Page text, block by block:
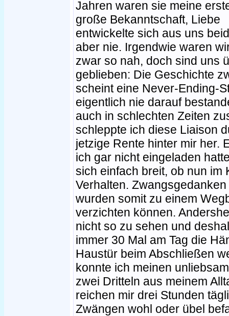
Jahren waren sie meine
große Bekanntschaft, Liebe
entwickelte sich aus uns
aber nie. Irgendwie waren
zwar so nah, doch sind uns
geblieben: Die Geschichte
scheint eine Never-Ending-
eigentlich nie darauf
auch in schlechten Zeiten
schleppte ich diese Liaison
jetzige Rente hinter mir her.
ich gar nicht eingeladen
sich einfach breit, ob nun im
Verhalten.
wurden somit zu einem
verzichten können.
nicht so zu sehen und
immer 30 Mal am Tag die
Haustür beim Abschließen
konnte ich meinen
zwei Dritteln aus meinem
reichen mir drei Stunden
Zwängen wohl oder übel